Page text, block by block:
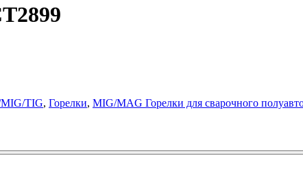
MIG/TIG, Горелки, MIG/MAG Горелки для сварочного